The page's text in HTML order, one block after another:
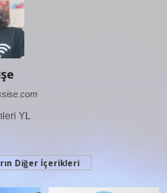
YL
Diğer İçerikleri